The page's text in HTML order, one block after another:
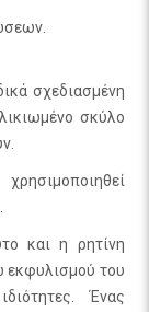
σχεδιασμένη
σκύλο
και η ρητίνη
εκφυλισμού του
Ένας